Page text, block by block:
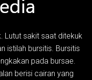
Lutut sakit saat ditekuk
istilah bursitis. Bursitis
pada bursae.
berisi cairan yang